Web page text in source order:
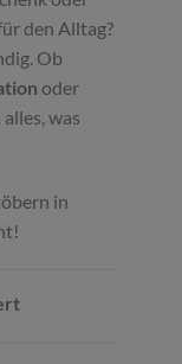
den Alltag?
Ob
oder
was
in